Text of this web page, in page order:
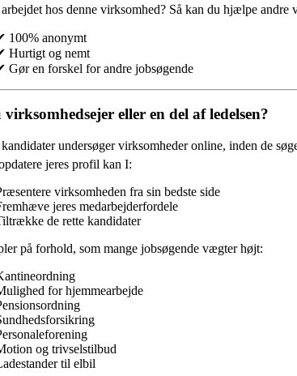
hos denne virksomhed?Så kan du hjælpe andre
100% anonymt
Hurtigt og nemt
Gør en forskel for andre jobsøgende
eller en del af ledelsen?
undersøger virksomheder online, inden de
jeres profil kan I:
virksomheden fra sin bedste side
jeres medarbejderfordele
de rette kandidater
på forhold, som mange jobsøgende vægter højt:
for hjemmearbejde
og trivselstilbud
til elbil